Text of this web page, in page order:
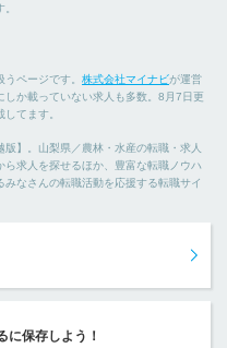
ページです。 株式会社マイナビが運営
か載っていない求人も多数。8月7日更
てます。
】。山梨県／農林・水産の転職・求人
求人を探せるほか、豊富な転職ノウハ
なさんの転職活動を応援する転職サイ
に保存しよう！